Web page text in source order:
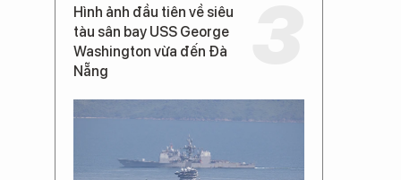
Hình ảnh đầu tiên về siêu
tàu sân bay USS George
Washington vừa đến Đà
Nẵng